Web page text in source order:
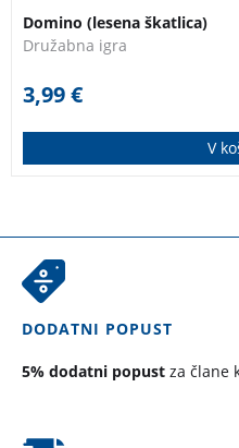
Domino (lesena škatlica)
Družabna igra
3,99€
V
DODATNI POPUST
5% dodatni popust za člane